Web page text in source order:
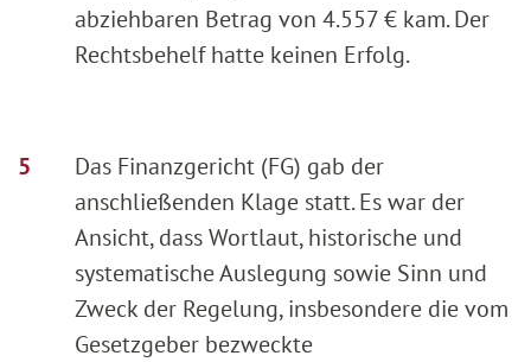
abziehbaren Betrag von 4.557 € kam. Der
Rechtsbehelf hatte keinen Erfolg.
Das Finanzgericht (FG) gab der
anschließenden Klage statt. Es war der
Ansicht, dass Wortlaut, historische und
systematische Auslegung sowie Sinn und
Zweck der Regelung, insbesondere die vom
Gesetzgeber bezweckte